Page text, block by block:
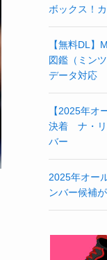
ボックス！
【無料DL】
図鑑（ミン
データ対応
【2025年オ
決着 ナ・リ
バー
2025年オー
ンバー候補